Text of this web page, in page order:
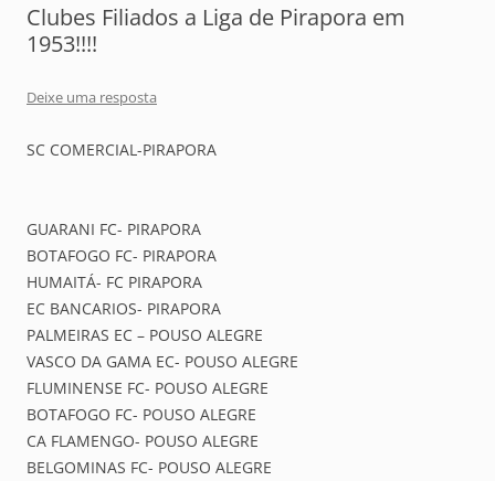
Clubes Filiados a Liga de Pirapora em
1953!!!!
Deixe uma resposta
SC COMERCIAL-PIRAPORA
GUARANI FC- PIRAPORA
BOTAFOGO FC- PIRAPORA
HUMAITÁ- FC PIRAPORA
EC BANCARIOS- PIRAPORA
PALMEIRAS EC – POUSO ALEGRE
VASCO DA GAMA EC- POUSO ALEGRE
FLUMINENSE FC- POUSO ALEGRE
BOTAFOGO FC- POUSO ALEGRE
CA FLAMENGO- POUSO ALEGRE
BELGOMINAS FC- POUSO ALEGRE